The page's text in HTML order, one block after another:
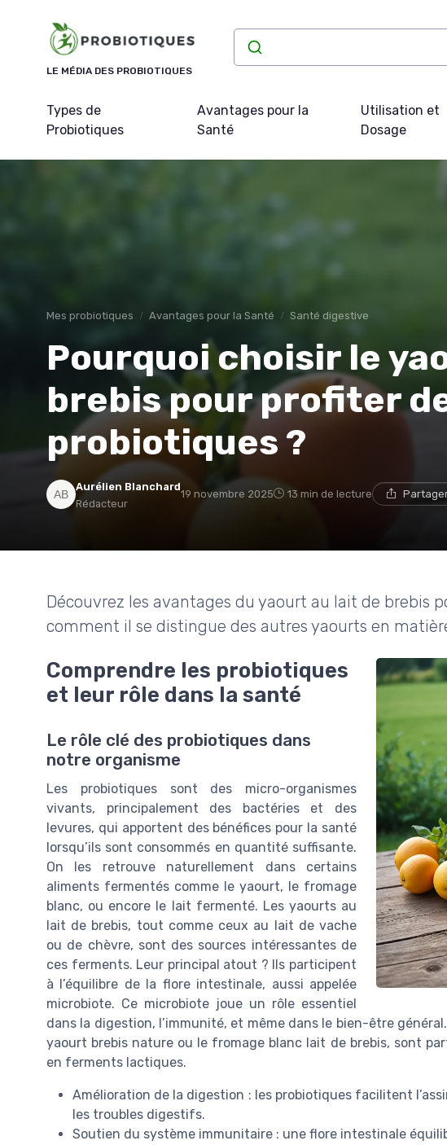
LE MÉDIA DES PROBIOTIQUES
Types de
Probiotiques
Avantages pour la
Santé
Utilisation et
Dosage
Mes probiotiques Avantages pour la Santé Santé digestive
Pourquoi choisir le
brebis pour profiter
probiotiques ?
Aurélien Blanchard
Rédacteur
19 novembre 2025 13 min de lecture
Découvrez les avantages du yaourt au lait de brebis
comment il se distingue des autres yaourts en
Comprendre les probiotiques
et leur rôle dans la santé
Le rôle clé des probiotiques dans
notre organisme
Les probiotiques sont des micro-organismes
vivants, principalement des bactéries et des
levures, qui apportent des bénéfices pour la santé
lorsqu’ils sont consommés en quantité suffisante.
On les retrouve naturellement dans certains
aliments fermentés comme le yaourt, le fromage
blanc, ou encore le lait fermenté. Les yaourts au
lait de brebis, tout comme ceux au lait de vache
ou de chèvre, sont des sources intéressantes de
ces ferments. Leur principal atout ? Ils participent
à l’équilibre de la flore intestinale, aussi appelée
microbiote. Ce microbiote joue un rôle essentiel
dans la digestion, l’immunité, et même dans le bien-être
yaourt brebis nature ou le fromage blanc lait de brebis, sont
en ferments lactiques.
Amélioration de la digestion : les probiotiques facilitent
les troubles digestifs.
Soutien du système immunitaire : une flore intestinale